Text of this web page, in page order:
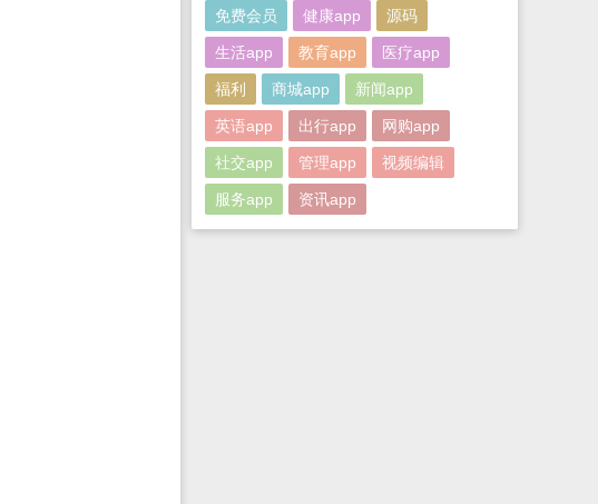
免费会员 健康app 源码
生活app 教育app 医疗app
福利 商城app 新闻app
英语app 出行app 网购app
社交app 管理app 视频编辑
服务app 资讯app